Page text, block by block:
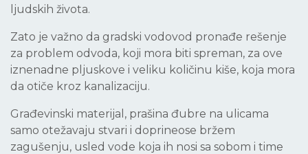
ljudskih života.
Zato je važno da gradski vodovod pronađe rešenje
za problem odvoda, koji mora biti spreman, za ove
iznenadne pljuskove i veliku količinu kiše, koja mora
da otiče kroz kanalizaciju.
Građevinski materijal, prašina đubre na ulicama
samo otežavaju stvari i doprineose bržem
zagušenju, usled vode koja ih nosi sa sobom i time